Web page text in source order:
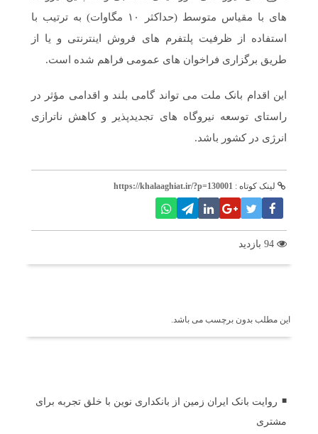
های با مقیاس متوسط (حداکثر ۱۰ مگاوات) به ترتیب با
استفاده از ظرفیت پلتفرم های فروش اینترنتی و یا از
طریق برگزاری فراخوان های عمومی فراهم شده است.
این اقدام بانک ملت می تواند گامی بلند و اقدامی مؤثر در
راستای توسعه نیروگاه های تجدیدپذیر و کاهش ناترازی
انرژی در کشور باشد.
لینک کوتاه : https://khalaaghiat.ir/?p=130001
این مطلب بدون برچسب می باشد.
روایت بانک ایران زمین از بانکداری نوین با خلق تجربه برای
مشتری